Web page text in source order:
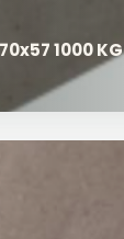
1000 KG